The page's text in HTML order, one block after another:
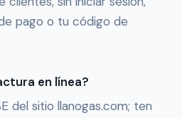
pago o tu código de
en línea?
del sitio llanogas.com; ten